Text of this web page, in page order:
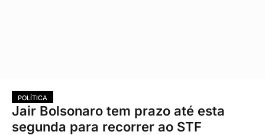
POLÍTICA
Jair Bolsonaro tem prazo até esta
segunda para recorrer ao STF